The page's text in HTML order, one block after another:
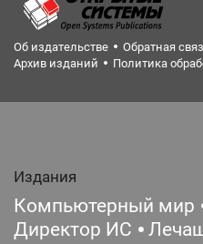
Об издательстве Обратная
Архив изданий
Политика
Издания
Компьютерный мир
Директор ИС